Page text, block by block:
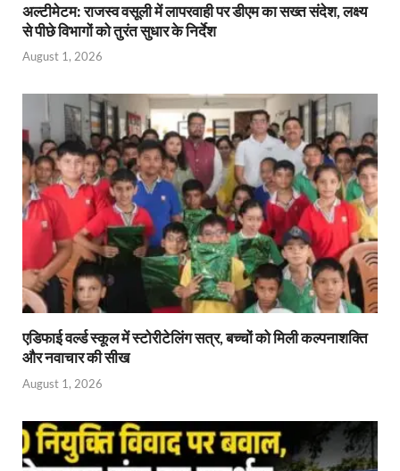
अल्टीमेटम: राजस्व वसूली में लापरवाही पर डीएम का सख्त संदेश, लक्ष्य
से पीछे विभागों को तुरंत सुधार के निर्देश
August 1, 2026
एडिफाई वर्ल्ड स्कूल में स्टोरीटेलिंग सत्र, बच्चों को मिली कल्पनाशक्ति
और नवाचार की सीख
August 1, 2026